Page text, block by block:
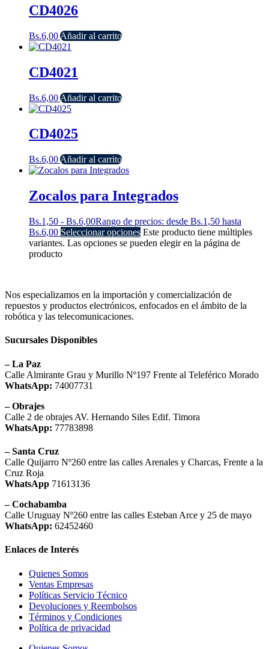
CD4026
Bs.6,00Añadir al carrito
CD4021
Bs.6,00Añadir al carrito
CD4025
Bs.6,00Añadir al carrito
Zocalos para Integrados
Bs.1,50 - Bs.6,00Rango de precios: desde Bs.1,50 hasta
Bs.6,00 Seleccionar opciones Este producto tiene múltiples
variantes. Las opciones se pueden elegir en la página de
producto
Nos especializamos en la importación y comercialización de
repuestos y productos electrónicos, enfocados en el ámbito de la
robótica y las telecomunicaciones.
Sucursales Disponibles
– La Paz
Calle Almirante Grau y Murillo Nº197 Frente al Teleférico Morado
WhatsApp: 74007731
– Obrajes
Calle 2 de obrajes AV. Hernando Siles Edif. Timora
WhatsApp: 77783898
– Santa Cruz
Calle Quijarro Nº260 entre las calles Arenales y Charcas, Frente a la
Cruz Roja
WhatsApp 71613136
– Cochabamba
Calle Uruguay Nº260 entre las calles Esteban Arce y 25 de mayo
WhatsApp: 62452460
Enlaces de Interés
Quienes Somos
Ventas Empresas
Políticas Servicio Técnico
Devoluciones y Reembolsos
Términos y Condiciones
Política de privacidad